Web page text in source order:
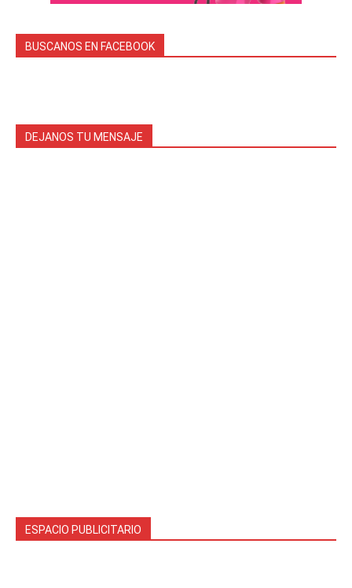
BUSCANOS EN FACEBOOK
DEJANOS TU MENSAJE
ESPACIO PUBLICITARIO